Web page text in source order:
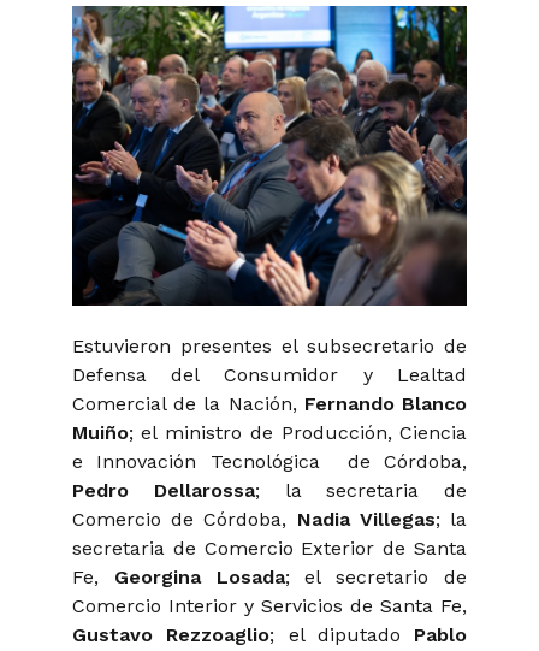
Estuvieron presentes el subsecretario de
Defensa del Consumidor y Lealtad
Comercial de la Nación, Fernando Blanco
Muiño; el ministro de Producción, Ciencia
e Innovación Tecnológica de Córdoba,
Pedro Dellarossa; la secretaria de
Comercio de Córdoba, Nadia Villegas; la
secretaria de Comercio Exterior de Santa
Fe, Georgina Losada; el secretario de
Comercio Interior y Servicios de Santa Fe,
Gustavo Rezzoaglio; el diputado Pablo